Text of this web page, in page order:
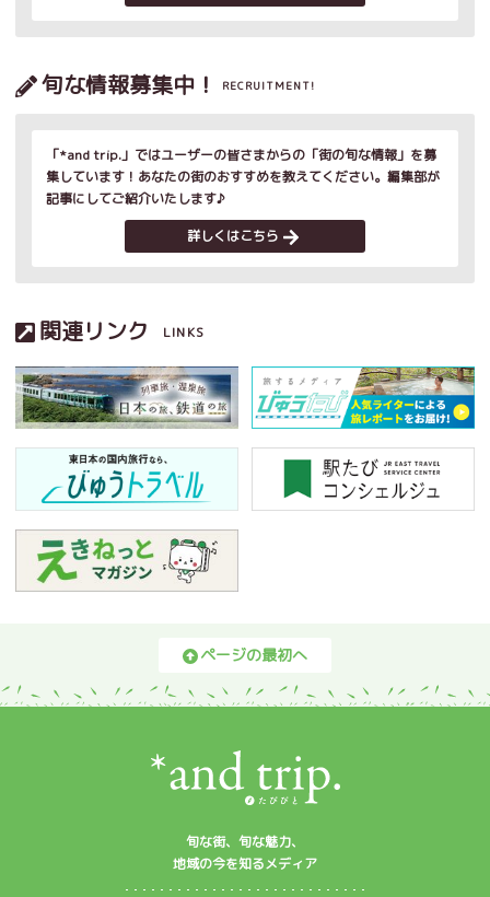
旬な情報募集中！ RECRUITMENT!
「*and trip.」ではユーザーの皆さまからの「街の旬な情報」を募
集しています！あなたの街のおすすめを教えてください。編集部が
記事にしてご紹介いたします♪
詳しくはこちら
関連リンク LINKS
ページの最初へ
旬な街、旬な魅力、
地域の今を知るメディア